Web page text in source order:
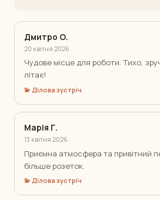
Дмитро О.
20 квітня 2026
Чудове місце для роботи. Тихо,
літає!
💫 Ділова зустріч
Марія Г.
13 квітня 2026
Приємна атмосфера та привітний
більше розеток.
💫 Ділова зустріч